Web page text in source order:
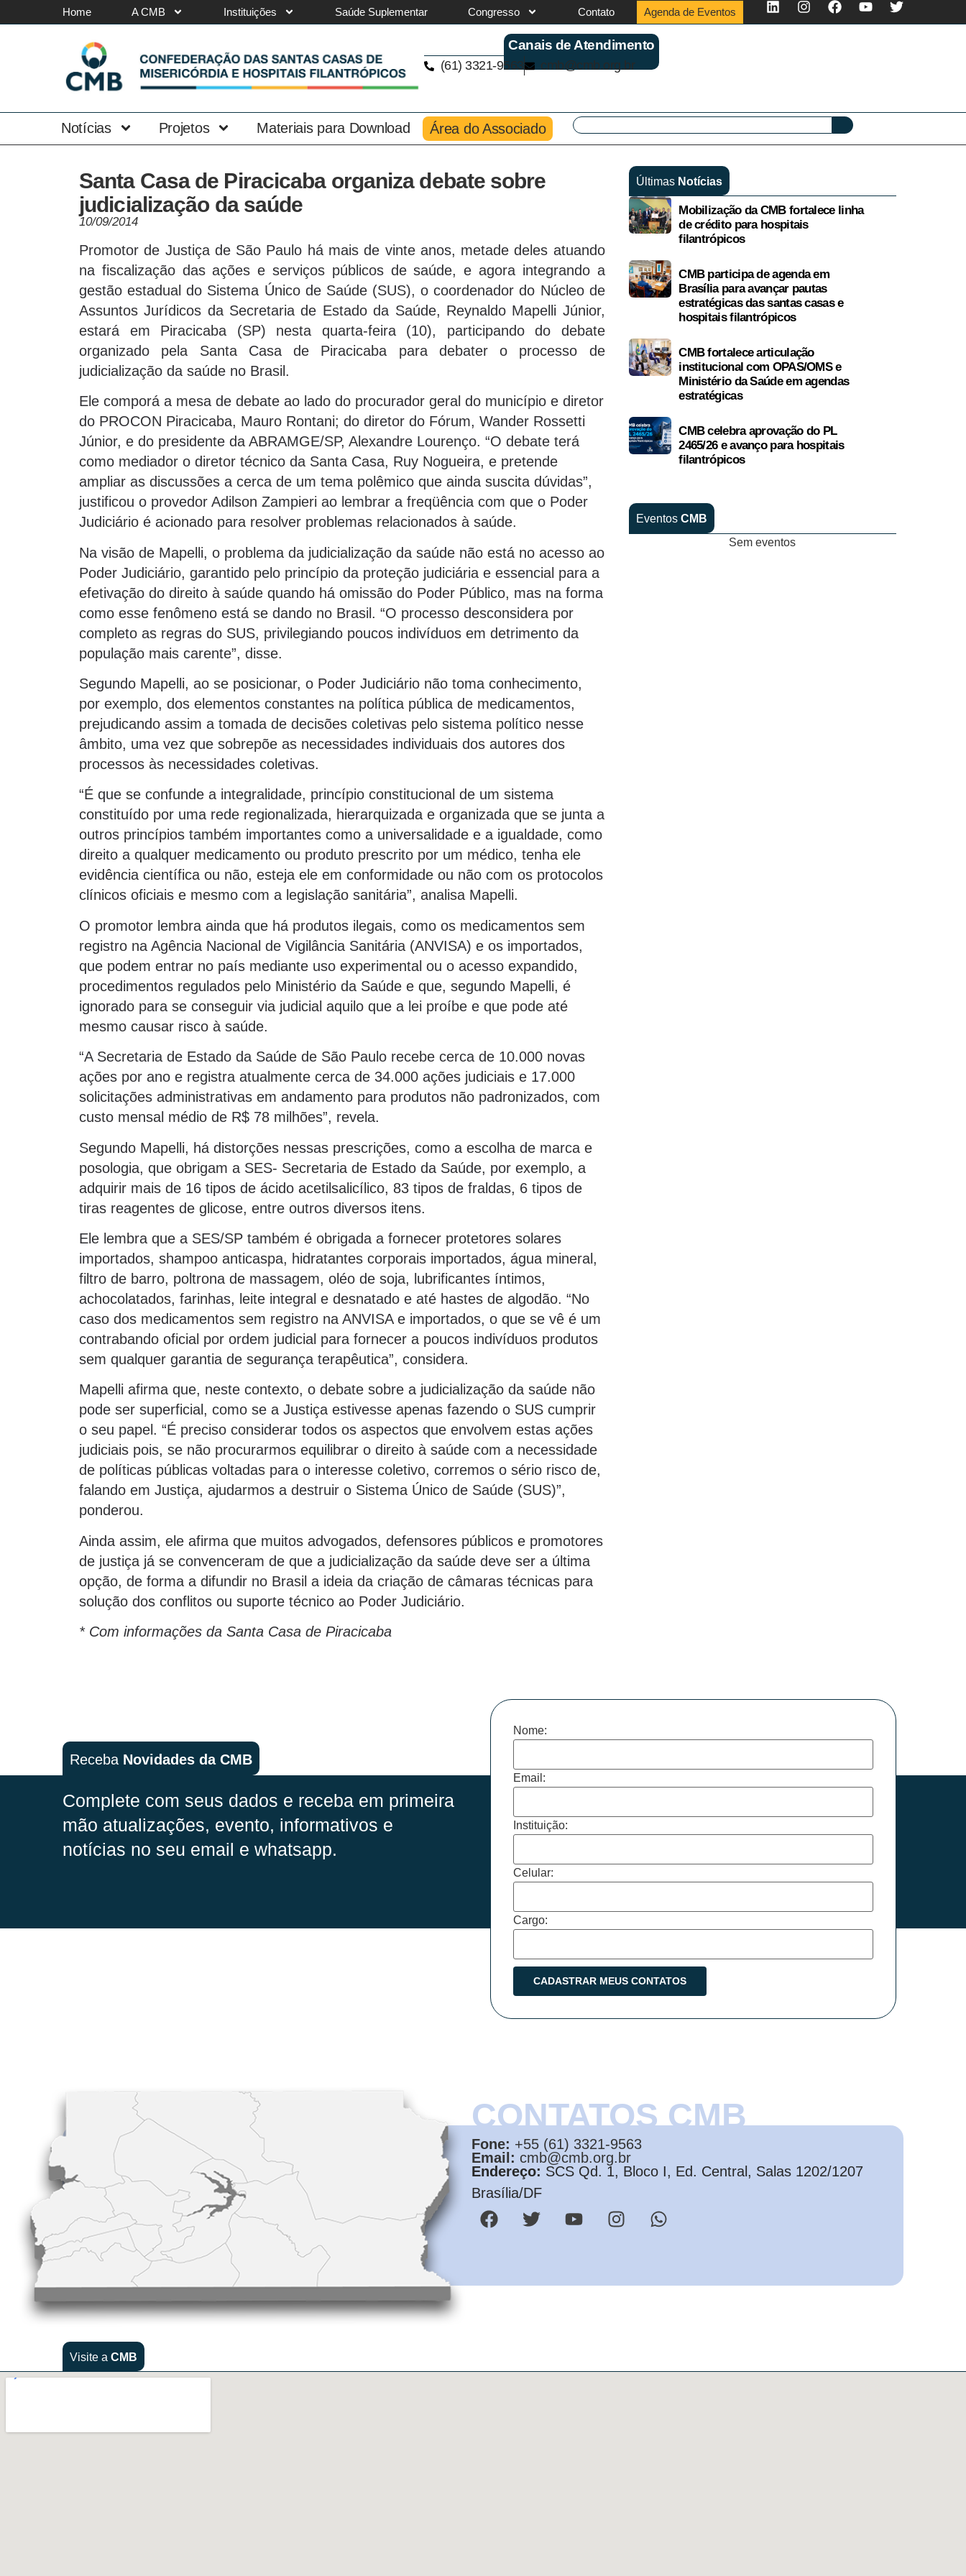
Home A CMB Instituições Saúde Suplementar Congresso Contato Agenda de Eventos
Canais de Atendimento
(61) 3321-9563 cmb@cmb.org.br
Notícias Projetos Materiais para Download Área do Associado
Santa Casa de Piracicaba organiza debate sobre
judicialização da saúde
10/09/2014
Promotor de Justiça de São Paulo há mais de vinte anos, metade deles atuando
na fiscalização das ações e serviços públicos de saúde, e agora integrando a
gestão estadual do Sistema Único de Saúde (SUS), o coordenador do Núcleo de
Assuntos Jurídicos da Secretaria de Estado da Saúde, Reynaldo Mapelli Júnior,
estará em Piracicaba (SP) nesta quarta-feira (10), participando do debate
organizado pela Santa Casa de Piracicaba para debater o processo de
judicialização da saúde no Brasil.
Ele comporá a mesa de debate ao lado do procurador geral do município e diretor
do PROCON Piracicaba, Mauro Rontani; do diretor do Fórum, Wander Rossetti
Júnior, e do presidente da ABRAMGE/SP, Alexandre Lourenço. “O debate terá
como mediador o diretor técnico da Santa Casa, Ruy Nogueira, e pretende
ampliar as discussões a cerca de um tema polêmico que ainda suscita dúvidas”,
justificou o provedor Adilson Zampieri ao lembrar a freqüência com que o Poder
Judiciário é acionado para resolver problemas relacionados à saúde.
Na visão de Mapelli, o problema da judicialização da saúde não está no acesso ao
Poder Judiciário, garantido pelo princípio da proteção judiciária e essencial para a
efetivação do direito à saúde quando há omissão do Poder Público, mas na forma
como esse fenômeno está se dando no Brasil. “O processo desconsidera por
completo as regras do SUS, privilegiando poucos indivíduos em detrimento da
população mais carente”, disse.
Segundo Mapelli, ao se posicionar, o Poder Judiciário não toma conhecimento,
por exemplo, dos elementos constantes na política pública de medicamentos,
prejudicando assim a tomada de decisões coletivas pelo sistema político nesse
âmbito, uma vez que sobrepõe as necessidades individuais dos autores dos
processos às necessidades coletivas.
“É que se confunde a integralidade, princípio constitucional de um sistema
constituído por uma rede regionalizada, hierarquizada e organizada que se junta a
outros princípios também importantes como a universalidade e a igualdade, como
direito a qualquer medicamento ou produto prescrito por um médico, tenha ele
evidência científica ou não, esteja ele em conformidade ou não com os protocolos
clínicos oficiais e mesmo com a legislação sanitária”, analisa Mapelli.
O promotor lembra ainda que há produtos ilegais, como os medicamentos sem
registro na Agência Nacional de Vigilância Sanitária (ANVISA) e os importados,
que podem entrar no país mediante uso experimental ou o acesso expandido,
procedimentos regulados pelo Ministério da Saúde e que, segundo Mapelli, é
ignorado para se conseguir via judicial aquilo que a lei proíbe e que pode até
mesmo causar risco à saúde.
“A Secretaria de Estado da Saúde de São Paulo recebe cerca de 10.000 novas
ações por ano e registra atualmente cerca de 34.000 ações judiciais e 17.000
solicitações administrativas em andamento para produtos não padronizados, com
custo mensal médio de R$ 78 milhões”, revela.
Segundo Mapelli, há distorções nessas prescrições, como a escolha de marca e
posologia, que obrigam a SES- Secretaria de Estado da Saúde, por exemplo, a
adquirir mais de 16 tipos de ácido acetilsalicílico, 83 tipos de fraldas, 6 tipos de
tiras reagentes de glicose, entre outros diversos itens.
Ele lembra que a SES/SP também é obrigada a fornecer protetores solares
importados, shampoo anticaspa, hidratantes corporais importados, água mineral,
filtro de barro, poltrona de massagem, oléo de soja, lubrificantes íntimos,
achocolatados, farinhas, leite integral e desnatado e até hastes de algodão. “No
caso dos medicamentos sem registro na ANVISA e importados, o que se vê é um
contrabando oficial por ordem judicial para fornecer a poucos indivíduos produtos
sem qualquer garantia de segurança terapêutica”, considera.
Mapelli afirma que, neste contexto, o debate sobre a judicialização da saúde não
pode ser superficial, como se a Justiça estivesse apenas fazendo o SUS cumprir
o seu papel. “É preciso considerar todos os aspectos que envolvem estas ações
judiciais pois, se não procurarmos equilibrar o direito à saúde com a necessidade
de políticas públicas voltadas para o interesse coletivo, corremos o sério risco de,
falando em Justiça, ajudarmos a destruir o Sistema Único de Saúde (SUS)”,
ponderou.
Ainda assim, ele afirma que muitos advogados, defensores públicos e promotores
de justiça já se convenceram de que a judicialização da saúde deve ser a última
opção, de forma a difundir no Brasil a ideia da criação de câmaras técnicas para
solução dos conflitos ou suporte técnico ao Poder Judiciário.
* Com informações da Santa Casa de Piracicaba
Últimas Notícias
Mobilização da CMB fortalece linha
de crédito para hospitais
filantrópicos
CMB participa de agenda em
Brasília para avançar pautas
estratégicas das santas casas e
hospitais filantrópicos
CMB fortalece articulação
institucional com OPAS/OMS e
Ministério da Saúde em agendas
estratégicas
CMB celebra aprovação do PL
2465/26 e avanço para hospitais
filantrópicos
Eventos CMB
Sem eventos
Receba Novidades da CMB
Complete com seus dados e receba em primeira
mão atualizações, evento, informativos e
notícias no seu email e whatsapp.
Nome:
Email:
Instituição:
Celular:
Cargo:
CONTATOS CMB
Fone: +55 (61) 3321-9563
Email: cmb@cmb.org.br
Endereço: SCS Qd. 1, Bloco I, Ed. Central, Salas 1202/1207
Brasília/DF
Visite a CMB